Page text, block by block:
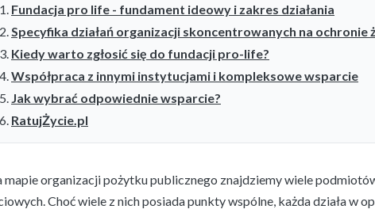
Fundacja pro life - fundament ideowy i zakres działania
Specyfika działań organizacji skoncentrowanych na ochronie
Kiedy warto zgłosić się do fundacji pro-life?
Współpraca z innymi instytucjami i kompleksowe wsparcie
Jak wybrać odpowiednie wsparcie?
RatujŻycie.pl
mapie organizacji pożytku publicznego znajdziemy wiele
Choć wiele z nich posiada punkty wspólne, każda działa w